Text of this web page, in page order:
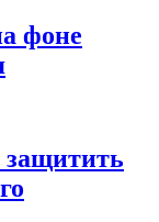
фоне
защитить